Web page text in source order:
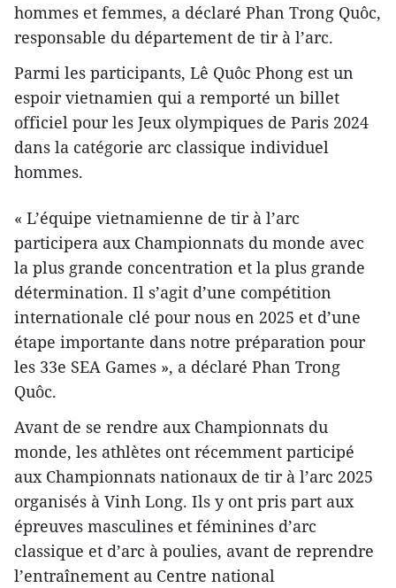
hommes et femmes, a déclaré Phan Trong Quôc,
responsable du département de tir à l’arc.
Parmi les participants, Lê Quôc Phong est un
espoir vietnamien qui a remporté un billet
officiel pour les Jeux olympiques de Paris 2024
dans la catégorie arc classique individuel
hommes.
« L’équipe vietnamienne de tir à l’arc
participera aux Championnats du monde avec
la plus grande concentration et la plus grande
détermination. Il s’agit d’une compétition
internationale clé pour nous en 2025 et d’une
étape importante dans notre préparation pour
les 33e SEA Games », a déclaré Phan Trong
Quôc.
Avant de se rendre aux Championnats du
monde, les athlètes ont récemment participé
aux Championnats nationaux de tir à l’arc 2025
organisés à Vinh Long. Ils y ont pris part aux
épreuves masculines et féminines d’arc
classique et d’arc à poulies, avant de reprendre
l’entraînement au Centre national